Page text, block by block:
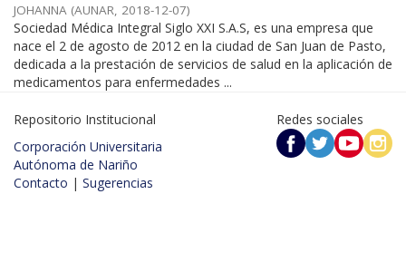
JOHANNA (AUNAR, 2018-12-07)
Sociedad Médica Integral Siglo XXI S.A.S, es una empresa que
nace el 2 de agosto de 2012 en la ciudad de San Juan de Pasto,
dedicada a la prestación de servicios de salud en la aplicación de
medicamentos para enfermedades ...
Repositorio Institucional
Corporación Universitaria
Autónoma de Nariño
Contacto | Sugerencias
Redes sociales